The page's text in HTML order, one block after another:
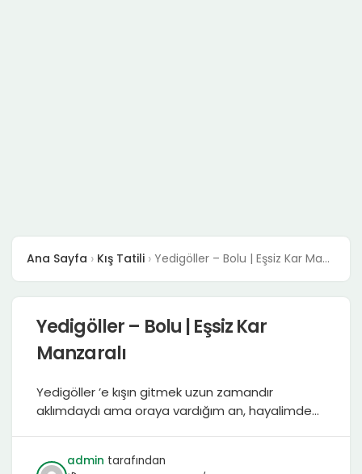
Ana Sayfa Kış Tatili Yedigöller – Bolu | Eşsiz Kar Manzaralı
Yedigöller – Bolu | Eşsiz Kar
Manzaralı
Yedigöller ’e kışın gitmek uzun zamandır
aklımdaydı ama oraya vardığım an, hayalimde
harikası, kış aylarında bambaşka bir kimliğe
admin tarafından